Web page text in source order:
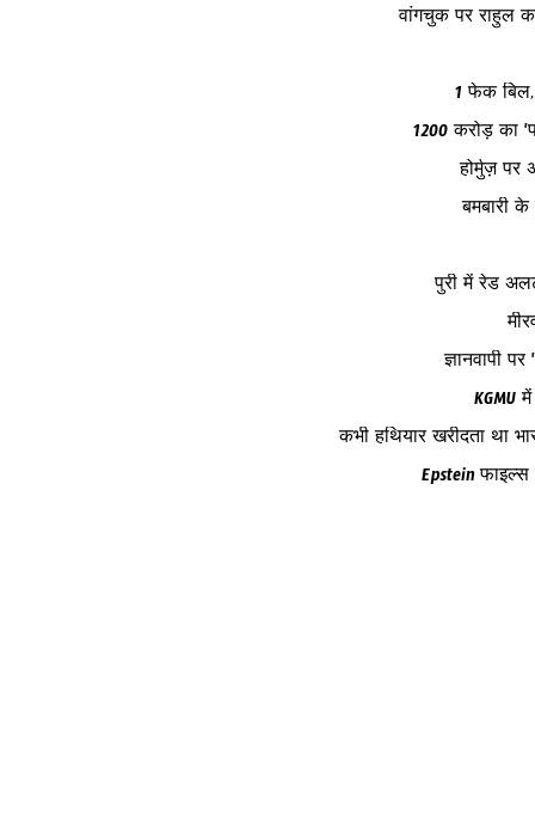
वांगचुक पर राहुल
1 फेक बिल,
₹1200 करोड़ का
होर्मुज़
बमबारी
पुरी में रेड
ज्ञानवापी
KGMU
कभी हथियार खरीदता था
Epstein